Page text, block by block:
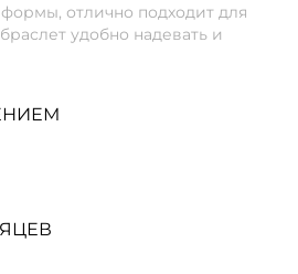
отлично подходит для
удобно надевать и